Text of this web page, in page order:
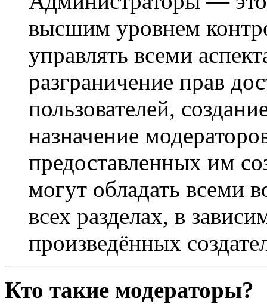
высшим уровнем
управлять всеми
разграничение прав
пользователей,
назначение
предоставленных им
могут обладать всеми
всех разделах, в
произведённых
Кто такие модераторы?